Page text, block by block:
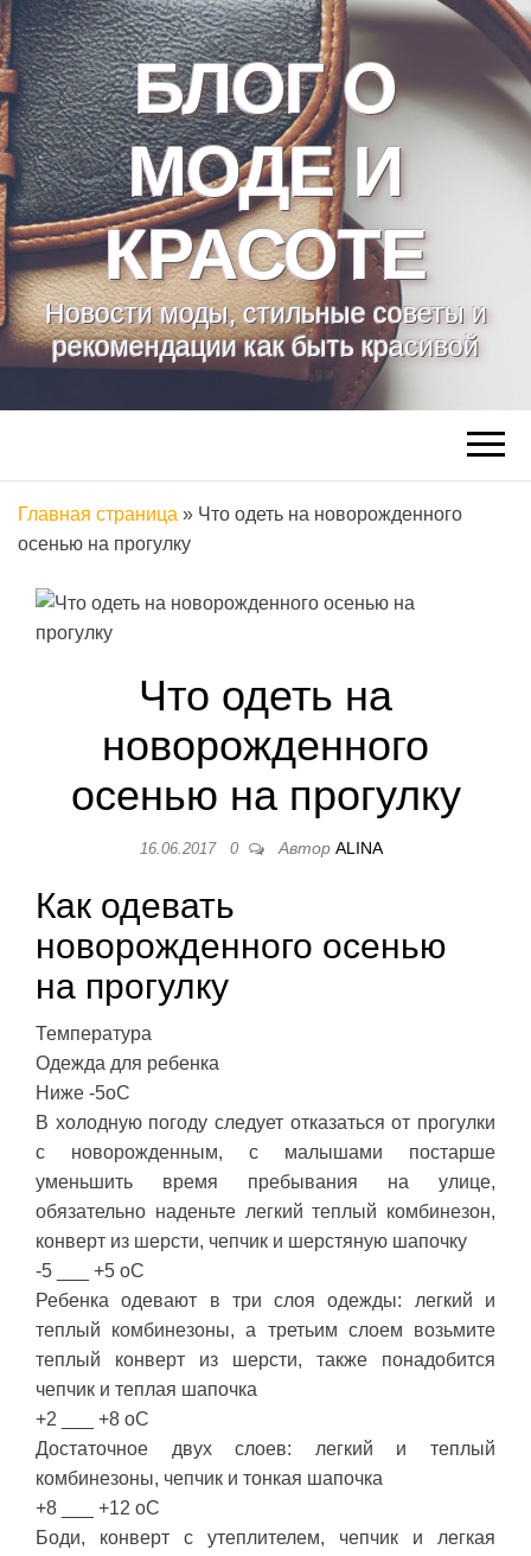
БЛОГ О
МОДЕ И
КРАСОТЕ
Новости моды, стильные советы и
рекомендации как быть красивой
Главная страница » Что одеть на новорожденного
осенью на прогулку
Что одеть на
новорожденного
осенью на прогулку
16.06.2017 0 Автор ALINA
Как одевать
новорожденного осенью
на прогулку
Температура
Одежда для ребенка
Ниже -5оС
В холодную погоду следует отказаться от прогулки
с новорожденным, с малышами постарше
уменьшить время пребывания на улице,
обязательно наденьте легкий теплый комбинезон,
конверт из шерсти, чепчик и шерстяную шапочку
-5 ___ +5 оС
Ребенка одевают в три слоя одежды: легкий и
теплый комбинезоны, а третьим слоем возьмите
теплый конверт из шерсти, также понадобится
чепчик и теплая шапочка
+2 ___ +8 оС
Достаточное двух слоев: легкий и теплый
комбинезоны, чепчик и тонкая шапочка
+8 ___ +12 оС
Боди, конверт с утеплителем, чепчик и легкая